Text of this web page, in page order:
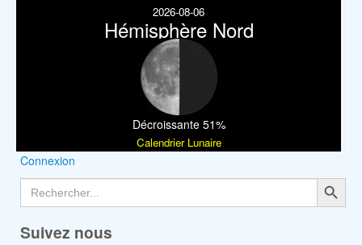
2026-08-06
Hémisphère Nord
Décroissante 51%
Calendrier Lunaire
Connexion
Search
for:
Search Button
Suivez nous